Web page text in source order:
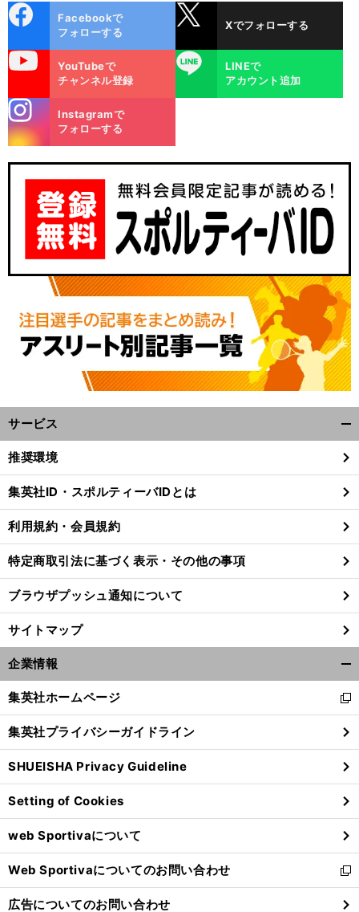
ok
Facebookで
フォローする
Xでフォローする
YouTubeで
チャンネル登録
LINE
LINEで
アカウント追加
m
Instagramで
フォローする
サービス
閉
る
推奨環境
集英社ID・スポルティーバIDとは
利用規約・会員規約
特定商取引法に基づく表示・その他の事項
ブラウザプッシュ通知について
サイトマップ
企業情報
閉
る
集英社ホームページ
新
し
い
ウ
ィ
ン
ド
ウ
で
開
く
集英社プライバシーガイドライン
SHUEISHA Privacy Guideline
Setting of Cookies
web Sportivaについて
Web Sportivaについてのお問い合わせ
新
し
い
広告についてのお問い合わせ